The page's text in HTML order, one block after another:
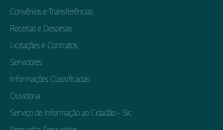
Convênios e Transferências
Receitas e Despesas
Licitações e Contratos
Servidores
Informações Classificadas
Ouvidoria
Serviço de Informação ao Cidadão – Sic